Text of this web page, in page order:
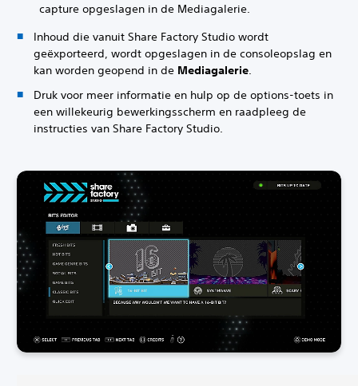
capture opgeslagen in de Mediagalerie.
Inhoud die vanuit Share Factory Studio wordt
geëxporteerd, wordt opgeslagen in de consoleopslag en
kan worden geopend in de Mediagalerie
Druk voor meer informatie en hulp op de options-toets in
een willekeurig bewerkingsscherm en raadpleeg de
instructies van Share Factory Studio.